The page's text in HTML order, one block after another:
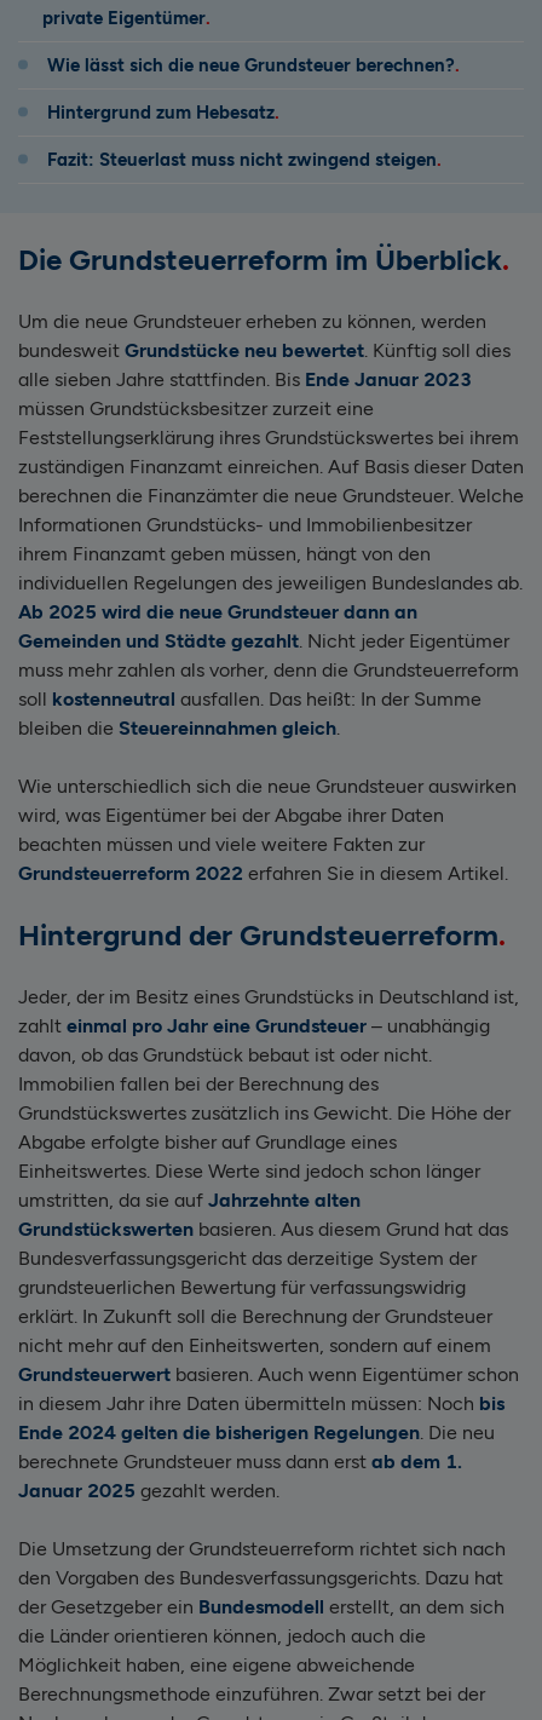
private Eigentümer
Wie lässt sich die neue Grundsteuer berechnen?
Hintergrund zum Hebesatz
Fazit: Steuerlast muss nicht zwingend steigen
Die Grundsteuerreform im Überblick
Um die neue Grundsteuer erheben zu können, werden
bundesweit Grundstücke neu bewertet. Künftig soll dies
alle sieben Jahre stattfinden. Bis Ende Januar 2023
müssen Grundstücksbesitzer zurzeit eine
Feststellungserklärung ihres Grundstückswertes bei ihrem
zuständigen Finanzamt einreichen. Auf Basis dieser Daten
berechnen die Finanzämter die neue Grundsteuer. Welche
Informationen Grundstücks- und Immobilienbesitzer
ihrem Finanzamt geben müssen, hängt von den
individuellen Regelungen des jeweiligen Bundeslandes ab.
Ab 2025 wird die neue Grundsteuer dann an
Gemeinden und Städte gezahlt. Nicht jeder Eigentümer
muss mehr zahlen als vorher, denn die Grundsteuerreform
soll kostenneutral ausfallen. Das heißt: In der Summe
bleiben die Steuereinnahmen gleich.
Wie unterschiedlich sich die neue Grundsteuer auswirken
wird, was Eigentümer bei der Abgabe ihrer Daten
beachten müssen und viele weitere Fakten zur
Grundsteuerreform 2022 erfahren Sie in diesem Artikel.
Hintergrund der Grundsteuerreform
Jeder, der im Besitz eines Grundstücks in Deutschland ist,
zahlt einmal pro Jahr eine Grundsteuer – unabhängig
davon, ob das Grundstück bebaut ist oder nicht.
Immobilien fallen bei der Berechnung des
Grundstückswertes zusätzlich ins Gewicht. Die Höhe der
Abgabe erfolgte bisher auf Grundlage eines
Einheitswertes. Diese Werte sind jedoch schon länger
umstritten, da sie auf Jahrzehnte alten
Grundstückswerten basieren. Aus diesem Grund hat das
Bundesverfassungsgericht das derzeitige System der
grundsteuerlichen Bewertung für verfassungswidrig
erklärt. In Zukunft soll die Berechnung der Grundsteuer
nicht mehr auf den Einheitswerten, sondern auf einem
Grundsteuerwert basieren. Auch wenn Eigentümer schon
in diesem Jahr ihre Daten übermitteln müssen: Noch bis
Ende 2024 gelten die bisherigen Regelungen. Die neu
berechnete Grundsteuer muss dann erst ab dem 1.
Januar 2025 gezahlt werden.
Die Umsetzung der Grundsteuerreform richtet sich nach
den Vorgaben des Bundesverfassungsgerichts. Dazu hat
der Gesetzgeber ein Bundesmodell erstellt, an dem sich
die Länder orientieren können, jedoch auch die
Möglichkeit haben, eine eigene abweichende
Berechnungsmethode einzuführen. Zwar setzt bei der